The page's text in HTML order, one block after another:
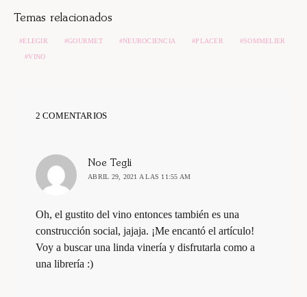
Temas relacionados
ELEGIR GOURMET NEUROCIENCIA PLACER SOMMELIER
VINO
2 COMENTARIOS
Noe Tegli
ABRIL 29, 2021 A LAS 11:55 AM
Oh, el gustito del vino entonces también es una
construcción social, jajaja. ¡Me encantó el artículo!
Voy a buscar una linda vinería y disfrutarla como a
una librería :)